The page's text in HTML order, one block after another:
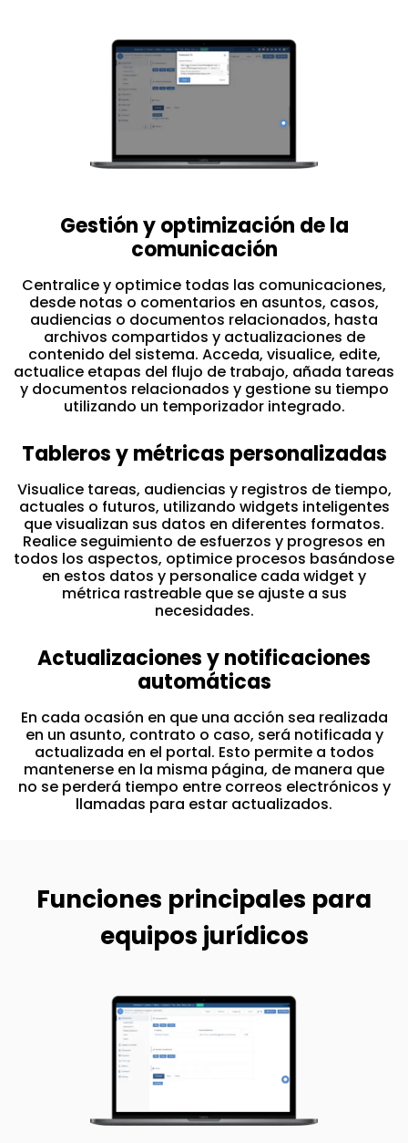
Gestión y optimización de la
comunicación
Centralice y optimice todas las comunicaciones,
desde notas o comentarios en asuntos, casos,
audiencias o documentos relacionados, hasta
archivos compartidos y actualizaciones de
contenido del sistema. Acceda, visualice, edite,
actualice etapas del flujo de trabajo, añada tareas
y documentos relacionados y gestione su tiempo
utilizando un temporizador integrado.
Tableros y métricas personalizadas
Visualice tareas, audiencias y registros de tiempo,
actuales o futuros, utilizando widgets inteligentes
que visualizan sus datos en diferentes formatos.
Realice seguimiento de esfuerzos y progresos en
todos los aspectos, optimice procesos basándose
en estos datos y personalice cada widget y
métrica rastreable que se ajuste a sus
necesidades.
Actualizaciones y notificaciones
automáticas
En cada ocasión en que una acción sea realizada
en un asunto, contrato o caso, será notificada y
actualizada en el portal. Esto permite a todos
mantenerse en la misma página, de manera que
no se perderá tiempo entre correos electrónicos y
llamadas para estar actualizados.
Funciones principales para
equipos jurídicos